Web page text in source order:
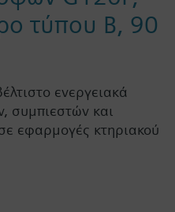
τύπου B, 90
ενεργειακά
συμπιεστών και
εφαρμογές κτηριακού
ισχύος ΡΜ230,
BT με βάση για